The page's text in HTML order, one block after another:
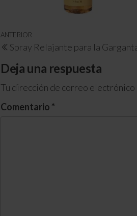
ANTERIOR
Spray Relajante para la
Deja una respuesta
Tu dirección de correo electrónico
Comentario *